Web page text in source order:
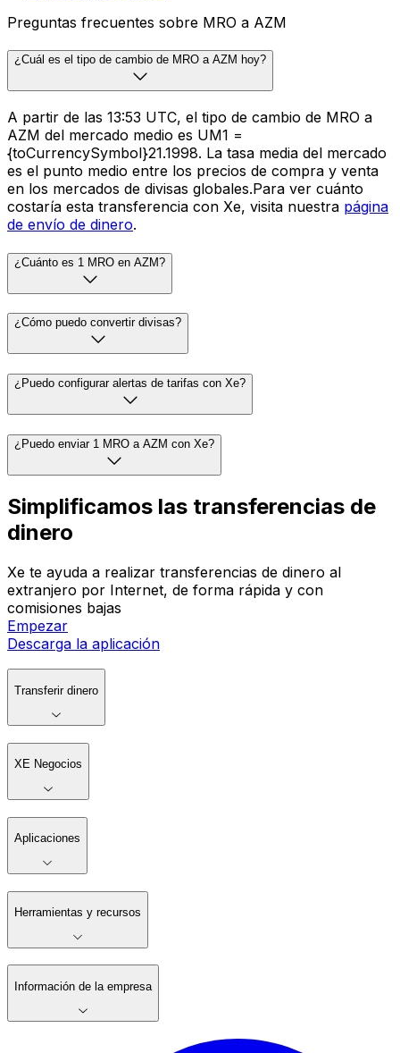
Preguntas frecuentes sobre MRO a AZM
¿Cuál es el tipo de cambio de MRO a AZM hoy?
A partir de las 13:53 UTC, el tipo de cambio de MRO a
AZM del mercado medio es UM1 =
{toCurrencySymbol}21.1998. La tasa media del mercado
es el punto medio entre los precios de compra y venta
en los mercados de divisas globales.Para ver cuánto
costaría esta transferencia con Xe, visita nuestra página
de envío de dinero.
¿Cuánto es 1 MRO en AZM?
¿Cómo puedo convertir divisas?
¿Puedo configurar alertas de tarifas con Xe?
¿Puedo enviar 1 MRO a AZM con Xe?
Simplificamos las transferencias de
dinero
Xe te ayuda a realizar transferencias de dinero al
extranjero por Internet, de forma rápida y con
comisiones bajas
Empezar
Descarga la aplicación
Transferir dinero
XE Negocios
Aplicaciones
Herramientas y recursos
Información de la empresa